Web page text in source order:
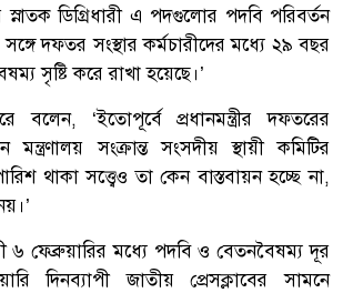
স্নাতক ডিগ্রিধারী এ পদগুলোর পদবি পরিবর্তন
দফতর সংস্থার কর্মচারীদের মধ্যে ২৯ বছর
সৃষ্টি করে রাখা হয়েছে।’
বলেন, ‘ইতোপূর্বে প্রধানমন্ত্রীর দফতরের
মন্ত্রণালয় সংক্রান্ত সংসদীয় স্থায়ী কমিটির
থাকা সত্ত্বেও তা কেন বাস্তবায়ন হচ্ছে না,
৬ ফেব্রুয়ারির মধ্যে পদবি ও বেতনবৈষম্য দূর
দিনব্যাপী জাতীয় প্রেসক্লাবের সামনে